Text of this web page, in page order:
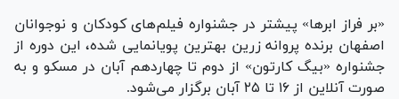
«بر فراز ابرها» پیشتر در جشنواره فیلم‌های کودکان و نوجوانان
اصفهان برنده پروانه زرین بهترین پویانمایی شده، این دوره از
جشنواره «بیگ کارتون» از دوم تا چهاردهم آبان در مسکو و به
صورت آنلاین از ۱۶ تا ۲۵ آبان برگزار می‌شود.